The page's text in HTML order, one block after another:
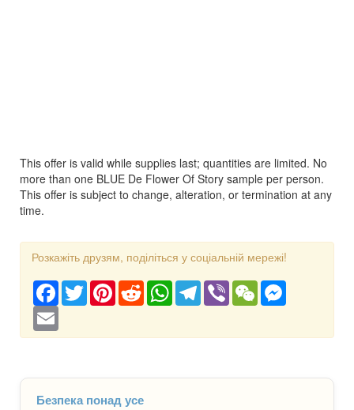
This offer is valid while supplies last; quantities are limited. No
more than one BLUE De Flower Of Story sample per person.
This offer is subject to change, alteration, or termination at any
time.
Розкажіть друзям, поділіться у соціальній мережі!
Facebook
TwitterPinterestRedditWhatsAppTelegram
Viber WeChat
Безпека понад усе